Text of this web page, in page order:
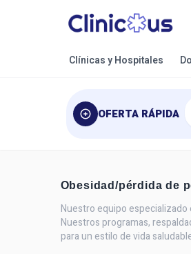
Clínicas y Hospitales
OFERTA RÁPIDA
Obesidad/pérdida de
Nuestro equipo
Nuestros programas,
para un estilo de vida